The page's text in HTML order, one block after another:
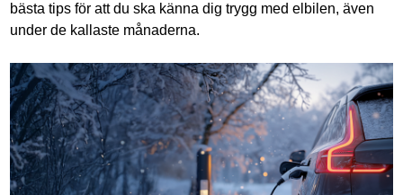
bästa tips för att du ska känna dig trygg med elbilen, även
under de kallaste månaderna.